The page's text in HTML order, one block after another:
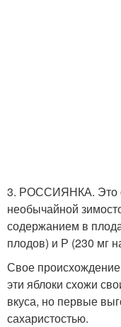
3. РОССИЯНКА. Это
необычайной
содержанием в
плодов) и Р (230 мг
Свое происхождение
эти яблоки схожи
вкуса, но первые
сахаристостью.